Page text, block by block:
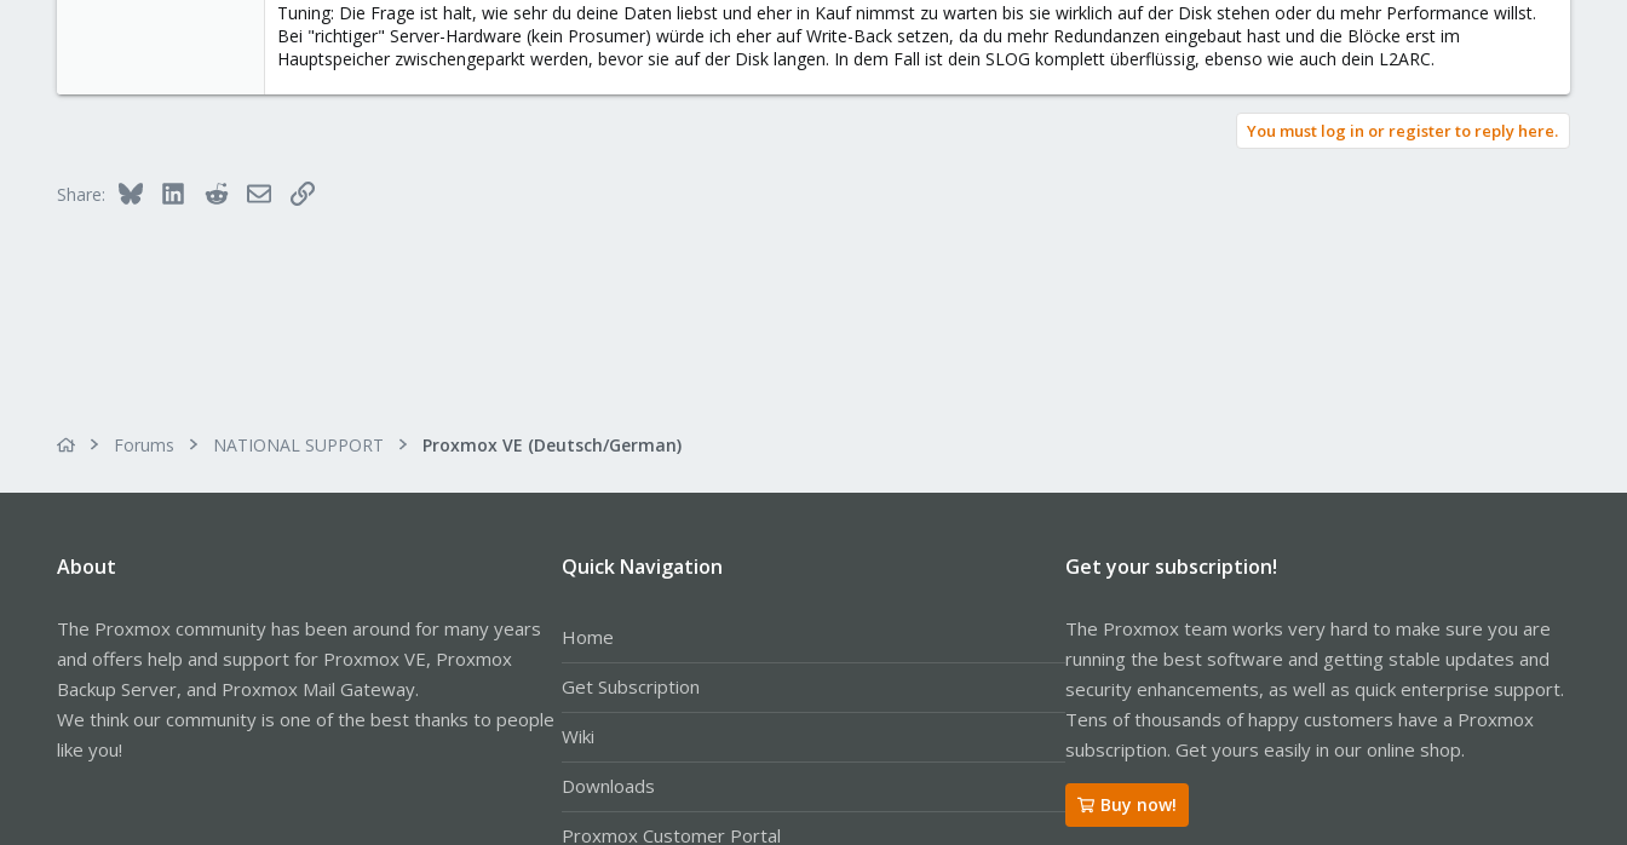
Tuning: Die Frage ist halt, wie sehr du deine Daten liebst und eher in Kauf nimmst zu warten bis sie wirklich auf der Disk stehen oder du mehr Performance willst.
Bei "richtiger" Server-Hardware (kein Prosumer) würde ich eher auf Write-Back setzen, da du mehr Redundanzen eingebaut hast und die Blöcke erst im
Hauptspeicher zwischengeparkt werden, bevor sie auf der Disk langen. In dem Fall ist dein SLOG komplett überflüssig, ebenso wie auch dein L2ARC.
You must log in or register to reply here.
Share: Bluesky LinkedInRedditEmailLink
Forums NATIONAL SUPPORT Proxmox VE (Deutsch/German)
About
The Proxmox community has been around for many years
and offers help and support for Proxmox VE, Proxmox
Backup Server, and Proxmox Mail Gateway.
We think our community is one of the best thanks to people
like you!
Quick Navigation
Home
Get Subscription
Wiki
Downloads
Proxmox Customer Portal
Get your subscription!
The Proxmox team works very hard to make sure you are
running the best software and getting stable updates and
security enhancements, as well as quick enterprise support.
Tens of thousands of happy customers have a Proxmox
subscription. Get yours easily in our online shop.
Buy now!